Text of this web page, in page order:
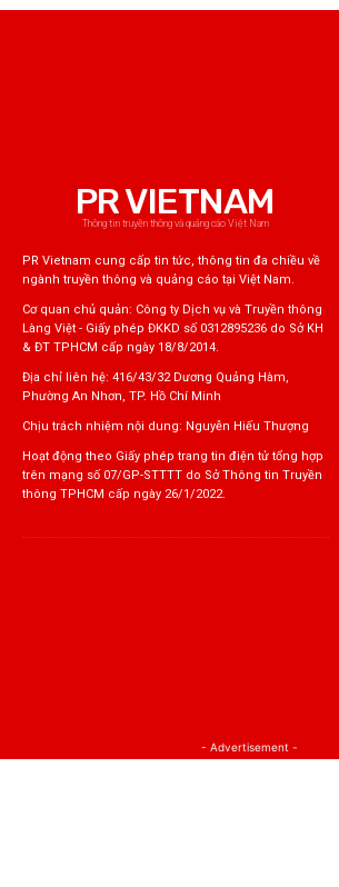
PR VIETNAM
Thông tin truyền thông và quảng cáo Việt Nam
PR Vietnam cung cấp tin tức, thông tin đa chiều về
ngành truyền thông và quảng cáo tại Việt Nam.
Cơ quan chủ quản: Công ty Dịch vụ và Truyền thông
Làng Việt - Giấy phép ĐKKD số 0312895236 do Sở KH
& ĐT TPHCM cấp ngày 18/8/2014.
Địa chỉ liên hệ: 416/43/32 Dương Quảng Hàm,
Phường An Nhơn, TP. Hồ Chí Minh
Chịu trách nhiệm nội dung: Nguyễn Hiếu Thượng
Hoạt động theo Giấy phép trang tin điện tử tổng hợp
trên mạng số 07/GP-STTTT do Sở Thông tin Truyền
thông TPHCM cấp ngày 26/1/2022.
- Advertisement -